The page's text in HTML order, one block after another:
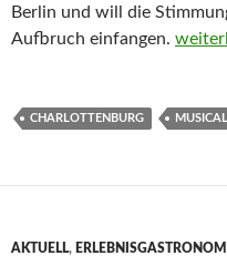
Berlin und will die
Aufbruch einfangen. Berlin-
CHARLOTTENBURG MUSICAL
AKTUELL,